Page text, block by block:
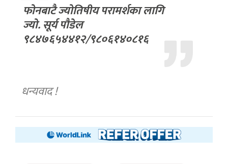
फोनबाटै ज्योतिषीय परामर्शका लागि
ज्यो. सूर्य पौडेल
९८४७६५४४१२/९८०६१४०८१६
धन्यवाद !